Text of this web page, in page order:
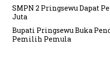
SMPN 2 Pringsewu Dapat
Juta
Bupati Pringsewu Buka
Pemilih Pemula